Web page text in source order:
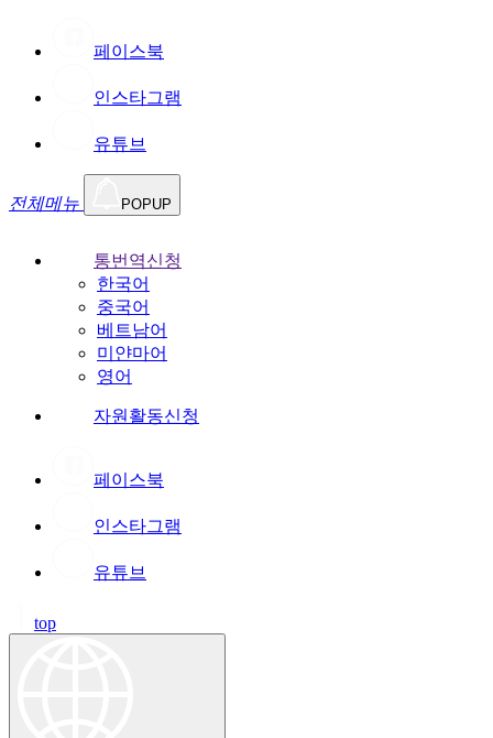
페이스북
인스타그램
유튜브
전체메뉴 POPUP
통번역신청
한국어
중국어
베트남어
미얀마어
영어
자원활동신청
페이스북
인스타그램
유튜브
top